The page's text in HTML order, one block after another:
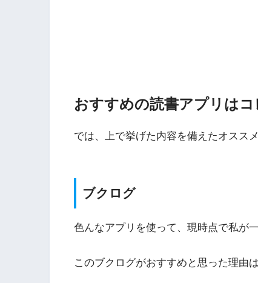
おすすめの読書アプリはコ
では、上で挙げた内容を備えたオスス
ブクログ
色んなアプリを使って、現時点で私が
このブクログがおすすめと思った理由